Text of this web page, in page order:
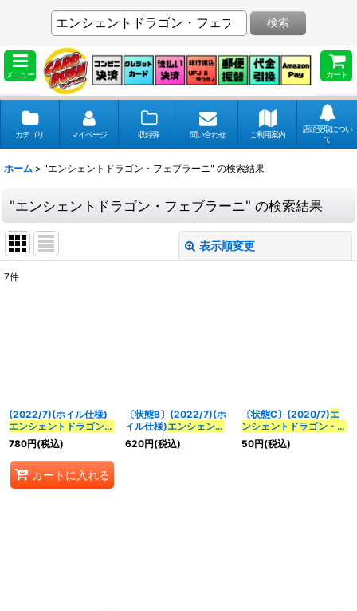
メニュー カート
検索
カテゴリ マイページ 収録弾 問い合わせ ご利用案内
店頭受取につい
て
ホーム > "エンシェントドラゴン・フェブラーニ" の検索結果
"エンシェントドラゴン・フェブラーニ" の検索結果
表示順変更
絞り込む
7件
(2022/7)(ホイル仕様)
エンシェントドラゴン・
フェブラーニ
{BS52-010}《赤》
780円(税込)
カートに入れる
〔状態B〕(2022/7)(ホ
イル仕様)エンシェント
ドラゴン・フェブラーニ
【C】{BS52-010}
620円(税込)
〔状態C〕(2020/7)エ
ンシェントドラゴン・フ
ェブラーニ【C】
{BS52-010}《赤》
50円(税込)